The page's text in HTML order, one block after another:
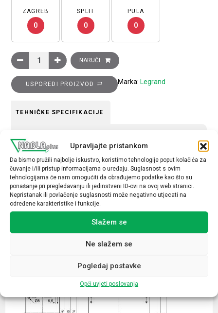
Upravljajte pristankom
Da bismo pružili najbolje iskustvo, koristimo tehnologije poput kolačića za
čuvanje i/ili pristup informacijama o uređaju. Suglasnost s ovim
tehnologijama će nam omogućiti da obrađujemo podatke kao što su
ponašanje pri pregledavanju ili jedinstveni ID-ovi na ovoj web stranici.
Nepristanak ili povlačenje suglasnosti može negativno utjecati na
određene karakteristike i funkcije.
Slažem se
Ne slažem se
Pogledaj postavke
Opći uvjeti poslovanja
ZAGREB
0
SPLIT
0
PULA
0
Utičnica Clasia 2P+E, 16A, s dječjom zaštitom, crna količina
NARUČI
USPOREDI PROIZVOD Marka: Legrand
TEHNIČKE SPECIFIKACIJE
Tip uređaja
Utičnica
Povezani proizvodi